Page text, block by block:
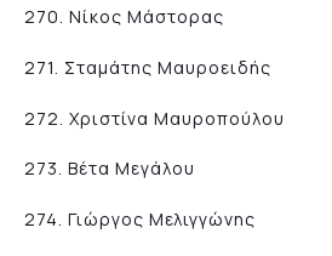
270. Νίκος Μάστορας
271. Σταμάτης Μαυροειδής
272. Χριστίνα Μαυροπούλου
273. Βέτα Μεγάλου
274. Γιώργος Μελιγγώνης